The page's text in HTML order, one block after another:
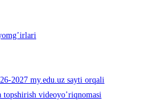
2027 my.edu.uz sayti orqali
videoyo’riqnomasi